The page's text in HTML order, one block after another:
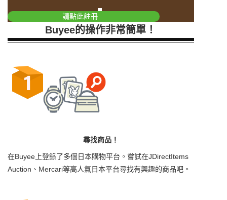
請點此註冊
Buyee的操作非常簡單！
尋找商品！
在Buyee上登錄了多個日本購物平台。嘗試在JDirectItems
Auction、Mercari等高人氣日本平台尋找有興趣的商品吧。